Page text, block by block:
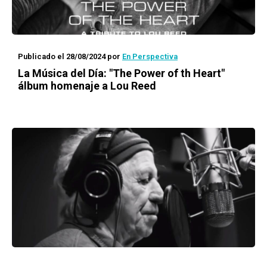
Publicado el 28/08/2024por En Perspectiva
La Música del Día: "The Power of th Heart"
álbum homenaje a Lou Reed